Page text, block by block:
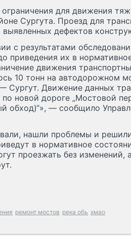
для движения
Сургута. Проезд для
выявленных дефектов
с результатами
приведения их в
движения
10 тонн на автодорожном
Сургут. Движение данных
новой дороге „Мостовой
обход)“», — сообщило
нашли проблемы и
в нормативное
проезжать без изменений,
ремонт мостов река обь хмао